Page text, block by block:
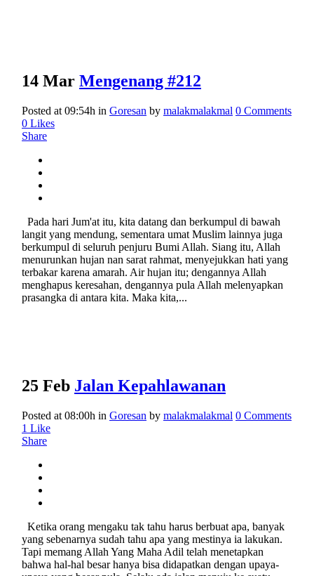
14 Mar Mengenang #212
Posted at 09:54h in Goresan by malakmalakmal 0 Comments
0 Likes
Share
Pada hari Jum'at itu, kita datang dan berkumpul di bawah
langit yang mendung, sementara umat Muslim lainnya juga
berkumpul di seluruh penjuru Bumi Allah. Siang itu, Allah
menurunkan hujan nan sarat rahmat, menyejukkan hati yang
terbakar karena amarah. Air hujan itu; dengannya Allah
menghapus keresahan, dengannya pula Allah melenyapkan
prasangka di antara kita. Maka kita,...
25 Feb Jalan Kepahlawanan
Posted at 08:00h in Goresan by malakmalakmal 0 Comments
1 Like
Share
Ketika orang mengaku tak tahu harus berbuat apa, banyak
yang sebenarnya sudah tahu apa yang mestinya ia lakukan.
Tapi memang Allah Yang Maha Adil telah menetapkan
bahwa hal-hal besar hanya bisa didapatkan dengan upaya-